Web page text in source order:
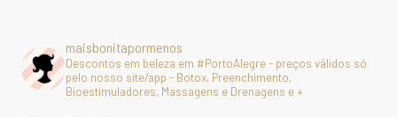
maisbonitapormenos
Descontos em beleza em #PortoAlegre - preços válidos só
pelo nosso site/app - Botox, Preenchimento,
Bioestimuladores, Massagens e Drenagens e +